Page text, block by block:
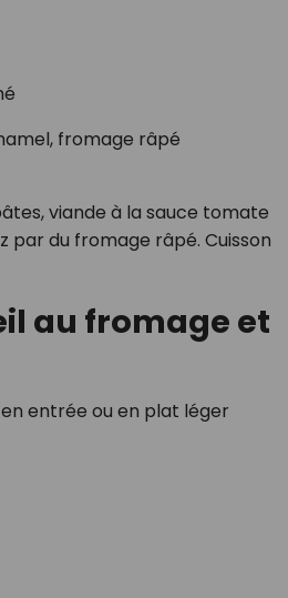
fromage râpé
viande à la sauce tomate
par du fromage râpé. Cuisson
au fromage et
entrée ou en plat léger